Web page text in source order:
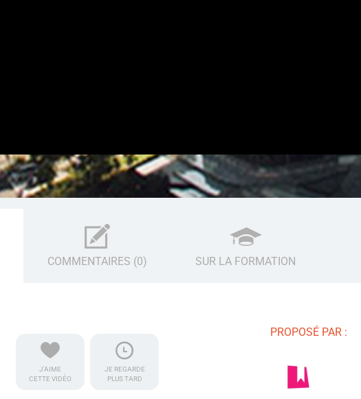
COMMENTAIRES (0) SUR LA FORMATION
J'AIME
CETTE VIDÉO
JE REGARDE
PLUS TARD
PROPOSÉ PAR :